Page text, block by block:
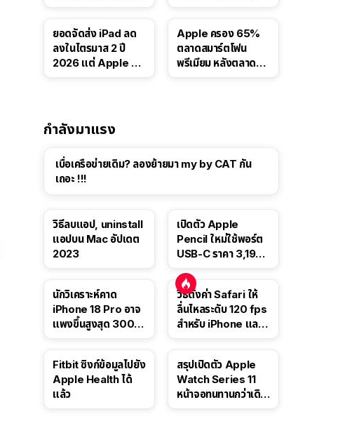
ยอดจัดส่ง iPad ลด
ลงในไตรมาส 2 ปี
2026 แต่ Apple ยัง
Apple ครอง 65%
ตลาดสมาร์ตโฟน
พรีเมียม หลังตลาดทำ
กำลังมาแรง
เบื่อเครือข่ายเดิม? ลองย้ายมา my by CAT กัน
เถอะ !!!
วิธีลบแอป, uninstall
แอปบน Mac อัปเดต
2023
เปิดตัว Apple
Pencil ใหม่ใช้พอร์ต
USB-C ราคา 3,190
นี้
นักวิเคราะห์คาด
iPhone 18 Pro อาจ
แพงขึ้นสูงสุด 300
วิธีตั้งค่า Safari ให้
ลื่นไหลระดับ 120 fps
สำหรับ iPhone และ
Fitbit ซิงก์ข้อมูลไปยัง
Apple Health ได้
แล้ว
สรุปเปิดตัว Apple
Watch Series 11
หน้าจอทนทานกว่าเดิม